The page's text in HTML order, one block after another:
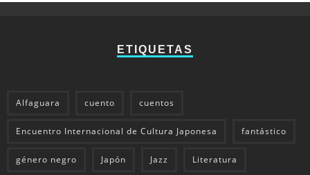
ETIQUETAS
Alfaguara cuento cuentos
Encuentro Internacional de Cultura Japonesa fantástico
género negro Japón Jazz Literatura